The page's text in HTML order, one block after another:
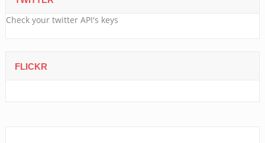
Check your twitter API's keys
FLICKR